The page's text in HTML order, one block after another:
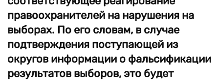
правоохранителей на нарушения на
выборах. По его словам, в случае
подтверждения поступающей из
округов информации о фальсификации
результатов выборов, это будет